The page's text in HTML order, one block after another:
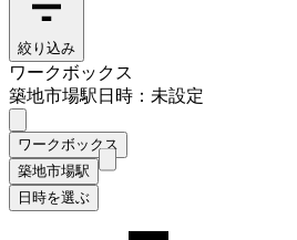
絞り込み
ワークボックス
築地市場駅日時：未設定
ワークボックス
築地市場駅
日時を選ぶ